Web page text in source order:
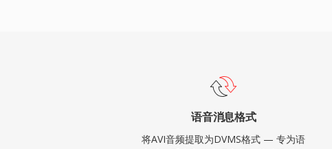
语音消息格式
将AVI音频提取为DVMS格式 — 专为语